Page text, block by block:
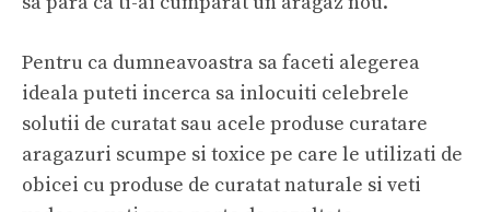
Pentru ca dumneavoastra sa faceti alegerea
ideala puteti incerca sa inlocuiti celebrele
solutii de curatat sau acele produse curatare
aragazuri scumpe si toxice pe care le utilizati de
obicei cu produse de curatat naturale si veti